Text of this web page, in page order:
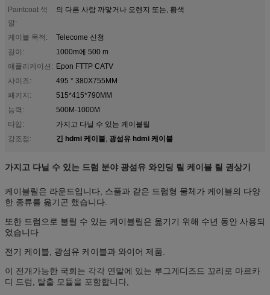
Paintcoat 색
깔:
의 다른 사람 까맣거나 오렌지 또는, 황색
케이블 목적:
Telecome 신청
길이:
1000m에 500 m
애플리케이션: Epon FTTP CATV
사이즈:
495 * 380X755MM
패키지:
515*415*790MM
능력:
500M-1000M
타입:
가지고 다닐 수 있는 케이블릴
강조점:
긴 hdmi 케이블, 광섬유 hdmi 케이블
가지고 다닐 수 있는 드럼 분야 광섬유 와인딩 릴 케이블 릴 권상기
케이블릴은 라운드입니다, 스풀과 같은 드럼형 물체가 케이블의 다양
한 종류를 옮기곤 했습니다.
또한 드럼으로 불릴 수 있는 케이블릴은 옮기기 위해 수년 동안 사용되
었습니다
전기 케이블, 광섬유 케이블과 와이어 제품.
이 전개가능한 국회는 각각 연말에 있는 루그게디즈드 꼬리로 마르카
디 드럼, 탈출 모듈을 포함합니다,